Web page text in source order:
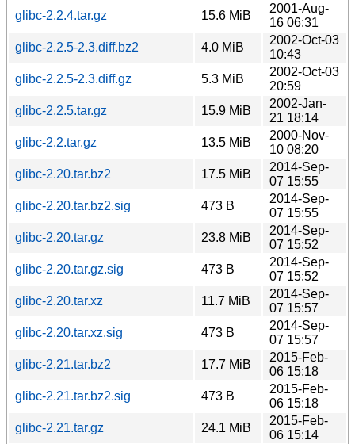
glibc-2.2.4.tar.gz
15.6 MiB
2001-Aug-
16 06:31
glibc-2.2.5-2.3.diff.bz2
4.0 MiB
2002-Oct-03
10:43
glibc-2.2.5-2.3.diff.gz
5.3 MiB
2002-Oct-03
20:59
glibc-2.2.5.tar.gz
15.9 MiB
2002-Jan-
21 18:14
glibc-2.2.tar.gz
13.5 MiB
2000-Nov-
10 08:20
glibc-2.20.tar.bz2
17.5 MiB
2014-Sep-
07 15:55
glibc-2.20.tar.bz2.sig
473 B
2014-Sep-
07 15:55
glibc-2.20.tar.gz
23.8 MiB
2014-Sep-
07 15:52
glibc-2.20.tar.gz.sig
473 B
2014-Sep-
07 15:52
glibc-2.20.tar.xz
11.7 MiB
2014-Sep-
07 15:57
glibc-2.20.tar.xz.sig
473 B
2014-Sep-
07 15:57
glibc-2.21.tar.bz2
17.7 MiB
2015-Feb-
06 15:18
glibc-2.21.tar.bz2.sig
473 B
2015-Feb-
06 15:18
glibc-2.21.tar.gz
24.1 MiB
2015-Feb-
06 15:14